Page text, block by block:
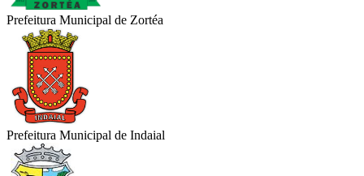
Prefeitura Municipal de Zortéa
Prefeitura Municipal de Indaial